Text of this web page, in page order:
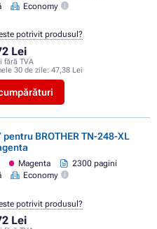
Economy
Lei
fără TVA
30 de zile: 47,38 Lei
potrivit produsul?
pentru BROTHER TN-248-XL
Magenta
2300 pagini
Economy
Lei
potrivit produsul?